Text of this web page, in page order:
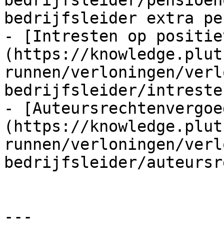
bedrijfsleider extra
- [Intresten op
(https://
runnen/verloningen/
bedrijfsleider/
-
(https://
runnen/verloningen/
bedrijfsleider/
---